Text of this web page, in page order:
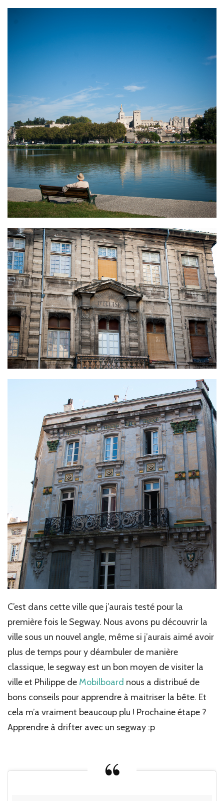
C’est dans cette ville que j’aurais testé pour la
première fois le Segway. Nous avons pu découvrir la
ville sous un nouvel angle, même si j’aurais aimé avoir
plus de temps pour y déambuler de manière
classique, le segway est un bon moyen de visiter la
ville et Philippe de Mobilboard nous a distribué de
bons conseils pour apprendre à maitriser la bête. Et
cela m’a vraiment beaucoup plu ! Prochaine étape ?
Apprendre à drifter avec un segway :p